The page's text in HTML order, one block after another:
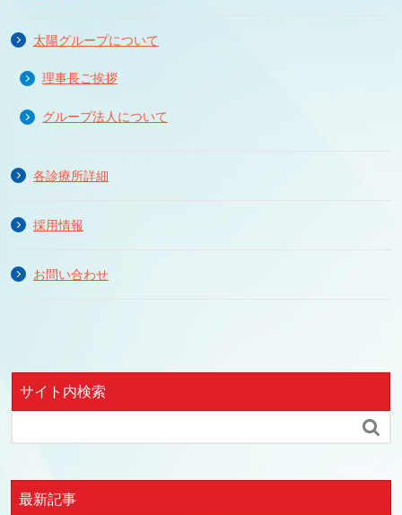
太陽グループについて
理事長ご挨拶
グループ法人について
各診療所詳細
採用情報
お問い合わせ
サイト内検索

最新記事